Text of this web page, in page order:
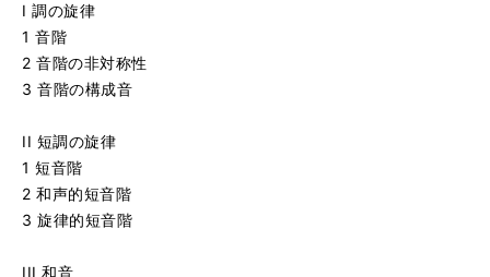
I 調の旋律
1 音階
2 音階の非対称性
3 音階の構成音
II 短調の旋律
1 短音階
2 和声的短音階
3 旋律的短音階
III 和音